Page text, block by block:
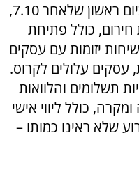
יערה זיו גביש סיפרה כיצד כבר ביום ראשון שלאחר 7.10,
כולל פתיחת
יזומות עם עסקים
עסקים עלולים לקרוס.
תשלומים והלוואות
כולל ליווי אישי
שלא ראינו כמותו –